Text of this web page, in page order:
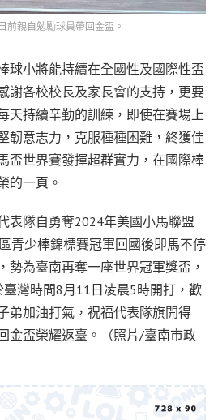
前親自勉勵球員帶回金盃。
球小將能持續在全國性及國際性盃
謝各校校長及家長會的支持，更要
天持續辛勤的訓練，即使在賽場上
韌意志力，克服種種困難，終獲佳
盃世界賽發揮超群實力，在國際棒
的一頁。
表隊自勇奪2024年美國小馬聯盟
青少棒錦標賽冠軍回國後即馬不停
勢為臺南再奪一座世界冠軍獎盃，
灣時間8月11日凌晨5時開打，歡
弟加油打氣，祝福代表隊旗開得
金盃榮耀返臺。（照片/臺南市政